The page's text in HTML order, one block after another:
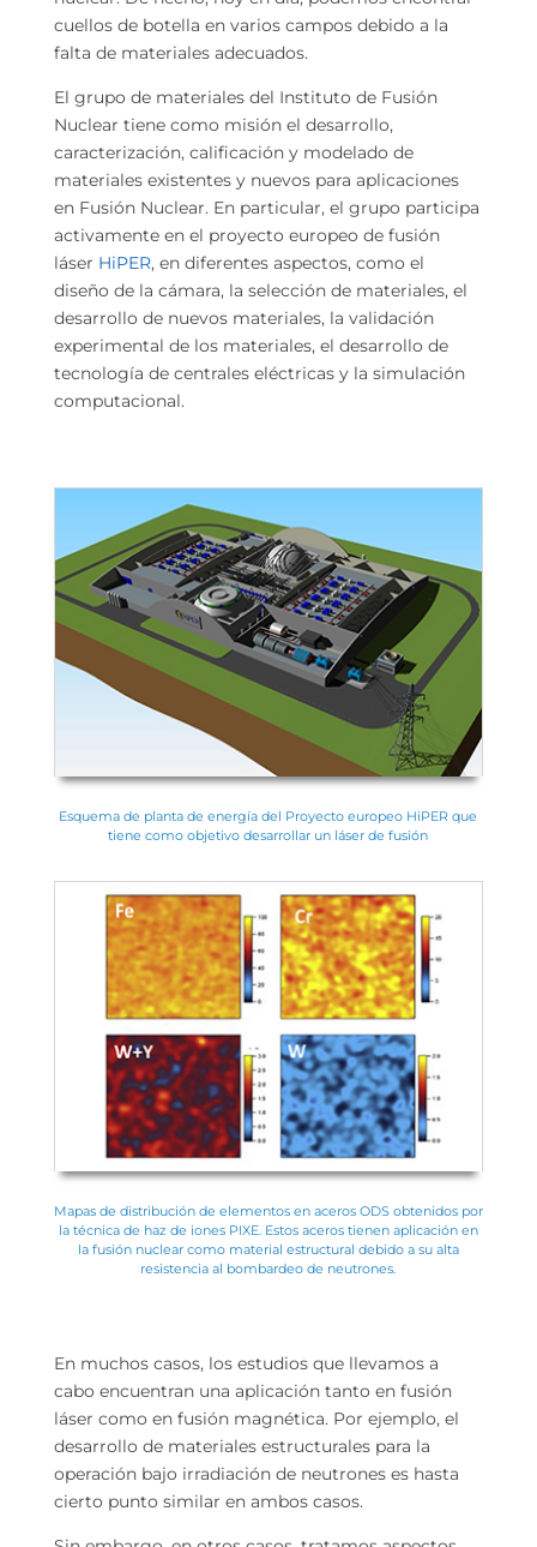
cuellos de botella en varios campos debido a la
falta de materiales adecuados.
El grupo de materiales del Instituto de Fusión
Nuclear tiene como misión el desarrollo,
caracterización, calificación y modelado de
materiales existentes y nuevos para aplicaciones
en Fusión Nuclear. En particular, el grupo participa
activamente en el proyecto europeo de fusión
láser HiPER, en diferentes aspectos, como el
diseño de la cámara, la selección de materiales, el
desarrollo de nuevos materiales, la validación
experimental de los materiales, el desarrollo de
tecnología de centrales eléctricas y la simulación
computacional.
Esquema de planta de energía del Proyecto europeo HiPER que
tiene como objetivo desarrollar un láser de fusión
Mapas de distribución de elementos en aceros ODS obtenidos por
la técnica de haz de iones PIXE. Estos aceros tienen aplicación en
la fusión nuclear como material estructural debido a su alta
resistencia al bombardeo de neutrones.
En muchos casos, los estudios que llevamos a
cabo encuentran una aplicación tanto en fusión
láser como en fusión magnética. Por ejemplo, el
desarrollo de materiales estructurales para la
operación bajo irradiación de neutrones es hasta
cierto punto similar en ambos casos.